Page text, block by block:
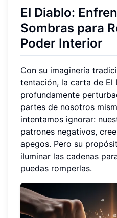
El Diablo:
Sombras para
Poder Interior
Con su imaginería
tentación, la carta de El
profundamente
partes de nosotros
intentamos ignorar:
patrones negativos,
apegos. Pero su
iluminar las cadenas
puedas romperlas.